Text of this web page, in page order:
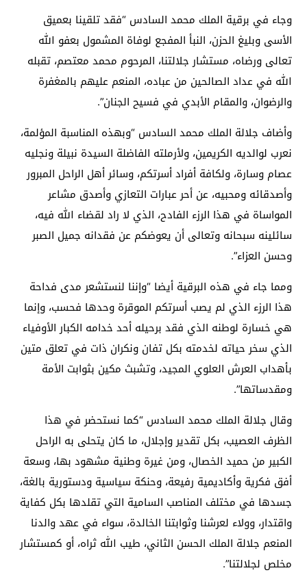
وجاء في برقية الملك محمد السادس “فقد تلقينا بعميق
الأسى وبليغ الحزن، النبأ المفجع لوفاة المشمول بعفو الله
تعالى ورضاه، مستشار جلالتنا، المرحوم محمد معتصم، تقبله
الله في عداد الصالحين من عباده، المنعم عليهم بالمغفرة
والرضوان، والمقام الأبدي في فسيح الجنان”.
وأضاف جلالة الملك محمد السادس “وبهذه المناسبة المؤلمة،
نعرب لوالديه الكريمين، ولأرملته الفاضلة السيدة نبيلة ونجليه
عصام وسارة، ولكافة أفراد أسرتكم، وسائر أهل الراحل المبرور
وأصدقائه ومحبيه، عن أحر عبارات التعازي وأصدق مشاعر
المواساة في هذا الرزء الفادح، الذي لا راد لقضاء الله فيه،
سائلينه سبحانه وتعالى أن يعوضكم عن فقدانه جميل الصبر
وحسن العزاء”.
ومما جاء في هذه البرقية أيضا “وإننا لنستشعر مدى فداحة
هذا الرزء الذي لم يصب أسرتكم الموقرة وحدها فحسب، وإنما
هي خسارة لوطنه الذي فقد برحيله أحد خدامه الكبار الأوفياء
الذي سخر حياته لخدمته بكل تفان ونكران ذات في تعلق متين
بأهداب العرش العلوي المجيد، وتشبث مكين بثوابت الأمة
ومقدساتها”.
وقال جلالة الملك محمد السادس “كما نستحضر في هذا
الظرف العصيب، بكل تقدير وإجلال، ما كان يتحلى به الراحل
الكبير من حميد الخصال، ومن غيرة وطنية مشهود بها، وسعة
أفق فكرية وأكاديمية رفيعة، وحنكة سياسية ودستورية بالغة،
جسدها في مختلف المناصب السامية التي تقلدها بكل كفاية
واقتدار، وولاء لعرشنا وثوابتنا الخالدة، سواء في عهد والدنا
المنعم جلالة الملك الحسن الثاني، طيب الله ثراه، أو كمستشار
مخلص لجلالتنا”.